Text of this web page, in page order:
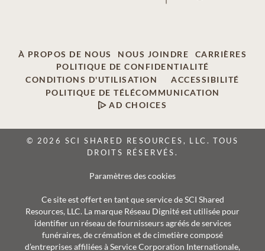
À PROPOS DE NOUS NOUS JOINDRE
CARRIÈRES
POLITIQUE DE CONFIDENTIALITÉ
CONDITIONS D'UTILISATION
ACCESSIBILITÉ
POLITIQUE DE TÉLÉCOMMUNICATION
AD CHOICES
© 2026 SCI SHARED RESOURCES, LLC. TOUS
DROITS RÉSERVÉS.
Paramètres des cookies
Ce site est offert en tant que service de SCI Shared
Resources, LLC. La marque Réseau Dignité est utilisée pour
identifier un réseau de fournisseurs agréés de services
funéraires, de crémation et de cimetière composé
d’entreprises affiliées à Service Corporation Internationale,